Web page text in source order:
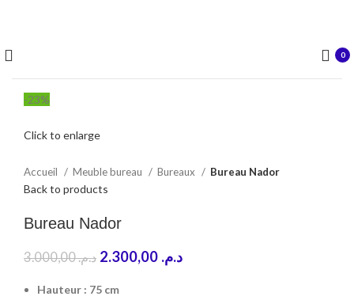
0
-23%
Click to enlarge
Accueil Meuble bureau Bureaux Bureau Nador
Back to products
Bureau Nador
د.م.3.000,00 د.م.
Hauteur : 75 cm